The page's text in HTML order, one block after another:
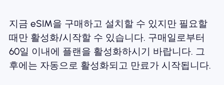
지금 eSIM을 구매하고 설치할 수 있지만 필요할
때만 활성화/시작할 수 있습니다. 구매일로부터
60일 이내에 플랜을 활성화하시기 바랍니다. 그
후에는 자동으로 활성화되고 만료가 시작됩니다.